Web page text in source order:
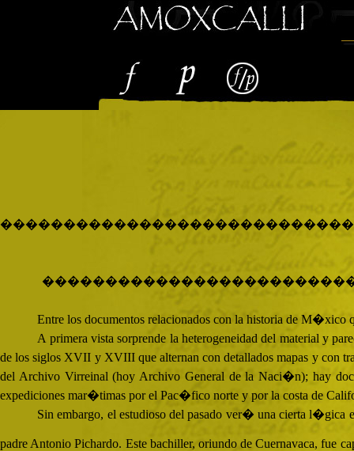
Entre los documentos relacionados con la historia de M�xico
A primera vista sorprende la heterogeneidad del material y
de los siglos XVII y XVIII que alternan con detallados mapas y con
del Archivo Virreinal (hoy Archivo General de la Naci�n); hay
expediciones mar�timas por el Pac�fico norte y por la costa de
Sin embargo, el estudioso del pasado ver� una cierta l�gica
padre Antonio Pichardo. Este bachiller, oriundo de Cuernavaca,